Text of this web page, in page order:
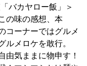
バカヤロー飯」＞
の味の感想、本
コーナーではグルメ
ルメロケを敢行。
由気ままに物申す！